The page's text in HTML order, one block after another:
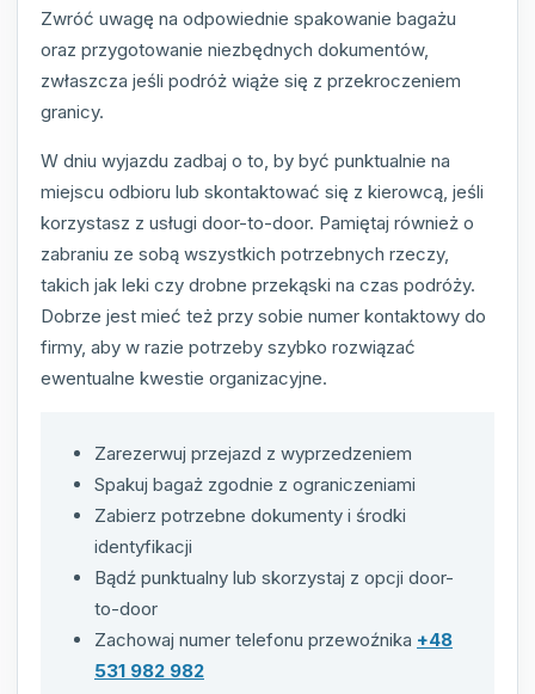
Zwróć uwagę na odpowiednie spakowanie bagażu
oraz przygotowanie niezbędnych dokumentów,
zwłaszcza jeśli podróż wiąże się z przekroczeniem
granicy.
W dniu wyjazdu zadbaj o to, by być punktualnie na
miejscu odbioru lub skontaktować się z kierowcą, jeśli
korzystasz z usługi door-to-door. Pamiętaj również o
zabraniu ze sobą wszystkich potrzebnych rzeczy,
takich jak leki czy drobne przekąski na czas podróży.
Dobrze jest mieć też przy sobie numer kontaktowy do
firmy, aby w razie potrzeby szybko rozwiązać
ewentualne kwestie organizacyjne.
Zarezerwuj przejazd z wyprzedzeniem
Spakuj bagaż zgodnie z ograniczeniami
Zabierz potrzebne dokumenty i środki
identyfikacji
Bądź punktualny lub skorzystaj z opcji door-
to-door
Zachowaj numer telefonu przewoźnika +48
531 982 982